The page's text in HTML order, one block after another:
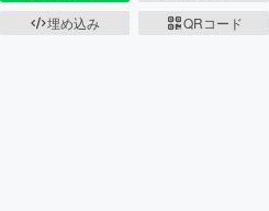
埋め込み
QRコード